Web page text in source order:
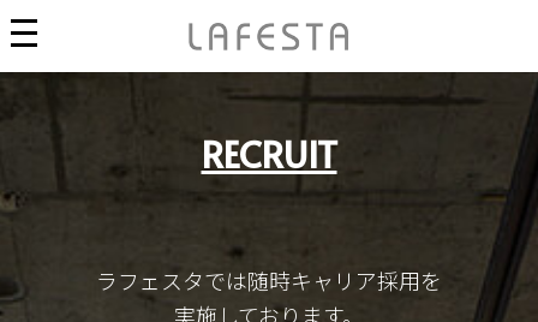
RECRUIT
ラフェスタでは随時キャリア採用を
実施しております。